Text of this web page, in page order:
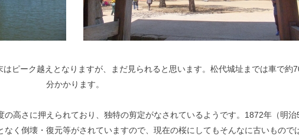
ピーク越えとなりますが、まだ見られると思います。松代城址までは車で約
分かかります。
高さに押えられており、独特の剪定がなされているようです。1872年（明治
く倒壊・復元等がされていますので、現在の桜にしてもそんなに古いもので